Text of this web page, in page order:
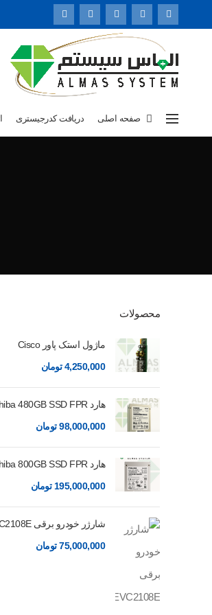
صفحه اصلی دریافت کدرجیستری
محصولات
ماژول استک پاور Cisco
4,250,000 تومان
هارد Toshiba 480GB SSD FPR
98,000,000 تومان
هارد Toshiba 800GB SSD FPR
195,000,000 تومان
شارژر خودرو برقی PEVC2108E
75,000,000 تومان